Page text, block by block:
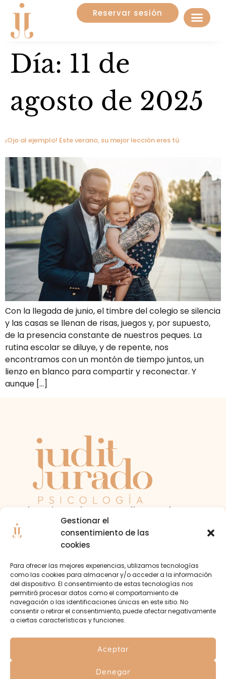
Gestionar el
consentimiento de las
cookies
Para ofrecer las mejores experiencias, utilizamos tecnologías
como las cookies para almacenar y/o acceder a la información
del dispositivo. El consentimiento de estas tecnologías nos
permitirá procesar datos como el comportamiento de
navegación o las identificaciones únicas en este sitio. No
consentir o retirar el consentimiento, puede afectar negativamente
a ciertas características y funciones.
Aceptar
Denegar
Reservar sesión
Día: 11 de
agosto de 2025
¡Ojo al ejemplo! Este verano, su mejor lección eres tú
Con la llegada de junio, el timbre del colegio se silencia
y las casas se llenan de risas, juegos y, por supuesto,
de la presencia constante de nuestros peques. La
rutina escolar se diluye, y de repente, nos
encontramos con un montón de tiempo juntos, un
lienzo en blanco para compartir y reconectar. Y
aunque […]
¡Hola! Mi nombre es Judit Jurado, soy
psicóloga con acreditación sanitaria.
Colegiada por el Colegio Oficial de
Psicólogos de Aragón (A-02280).
SERVICIOS RESERVAR SESIÓN